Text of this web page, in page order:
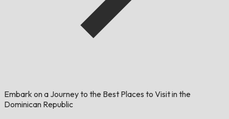
Embark on a Journey to the Best Places to Visit in the
Dominican Republic